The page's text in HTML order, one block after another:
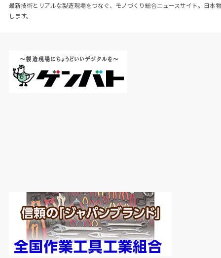
最新技術とリアルな製造現場をつなぐ、モノづくり総合ニュースサイト。日本
します。